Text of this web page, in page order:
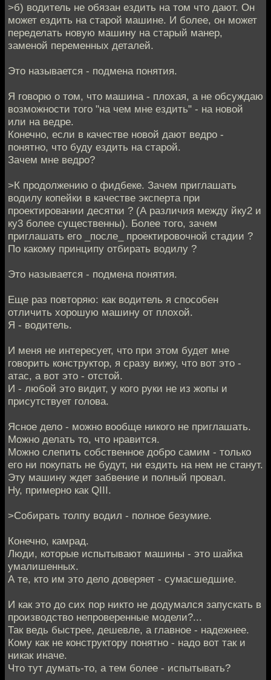
>б) водитель не обязан ездить на том что дают. Он
может ездить на старой машине. И более, он может
переделать новую машину на старый манер,
заменой переменных деталей.
Это называется - подмена понятия.
Я говорю о том, что машина - плохая, а не обсуждаю
возможности того "на чем мне ездить" - на новой
или на ведре.
Конечно, если в качестве новой дают ведро -
понятно, что буду ездить на старой.
Зачем мне ведро?
>К продолжению о фидбеке. Зачем приглашать
водилу копейки в качестве эксперта при
проектировании десятки ? (А различия между йку2 и
ку3 более существенны). Более того, зачем
приглашать его _после_ проектировочной стадии ?
По какому принципу отбирать водилу ?
Это называется - подмена понятия.
Еще раз повторяю: как водитель я способен
отличить хорошую машину от плохой.
Я - водитель.
И меня не интересует, что при этом будет мне
говорить конструктор, я сразу вижу, что вот это -
атас, а вот это - отстой.
И - любой это видит, у кого руки не из жопы и
присутствует голова.
Ясное дело - можно вообще никого не приглашать.
Можно делать то, что нравится.
Можно слепить собственное добро самим - только
его ни покупать не будут, ни ездить на нем не станут.
Эту машину ждет забвение и полный провал.
Ну, примерно как QIII.
>Собирать толпу водил - полное безумие.
Конечно, камрад.
Люди, которые испытывают машины - это шайка
умалишенных.
А те, кто им это дело доверяет - сумасшедшие.
И как это до сих пор никто не додумался запускать в
производство непроверенные модели?...
Так ведь быстрее, дешевле, а главное - надежнее.
Кому как не конструктору понятно - надо вот так и
никак иначе.
Что тут думать-то, а тем более - испытывать?